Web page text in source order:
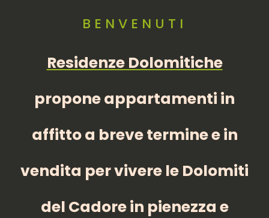
BENVENUTI
Residenze Dolomitiche
propone appartamenti in
affitto a breve termine e in
vendita per vivere le Dolomiti
del Cadore in pienezza e